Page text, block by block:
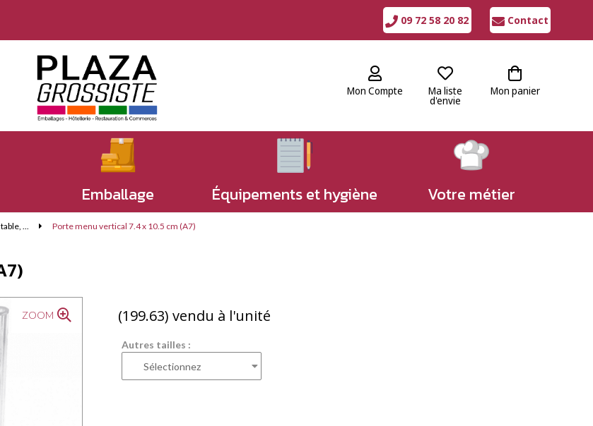
Mon Compte Mon panier
Ma liste
d'envie
Emballage Équipements et hygiène Votre métier
... Porte menu vertical 7.4 x 10.5 cm (A7)
ZOOM (199.63) vendu à l'unité
Autres tailles :
09 72 58 20 82 Contact